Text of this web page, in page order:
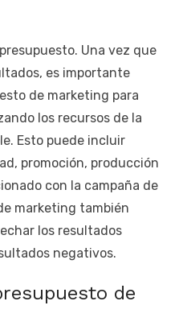
Una vez que
es importante
de marketing para
los recursos de la
Esto puede incluir
promoción, producción
con la campaña de
marketing también
los resultados
negativos.
de